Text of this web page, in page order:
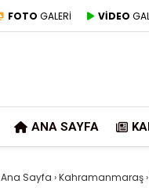
FOTO GALERİ VİDEO
ANA SAYFA
Ana Sayfa ›Kahramanmaraş›